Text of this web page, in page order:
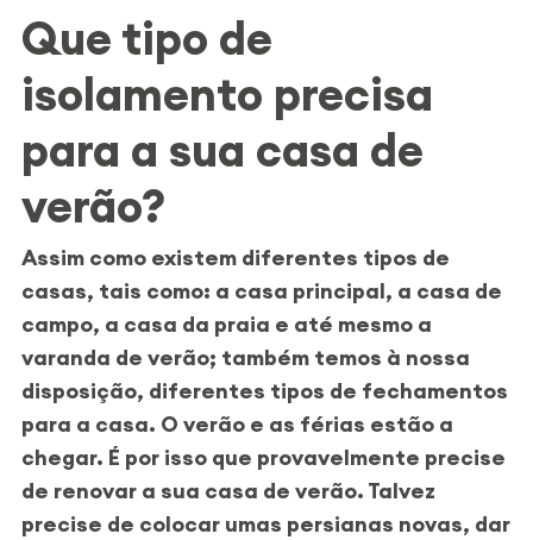
Que tipo de
isolamento precisa
para a sua casa de
verão?
Assim como existem diferentes tipos de
casas, tais como: a casa principal, a casa de
campo, a casa da praia e até mesmo a
varanda de verão; também temos à nossa
disposição, diferentes tipos de fechamentos
para a casa. O verão e as férias estão a
chegar. É por isso que provavelmente precise
de renovar a sua casa de verão. Talvez
precise de colocar umas persianas novas, dar